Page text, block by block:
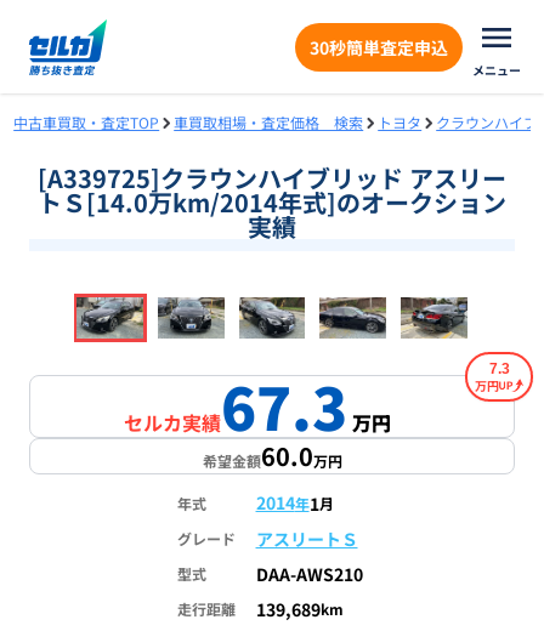
30秒簡単査定申込
メニュー
中古車買取・査定TOP 車買取相場・査定価格 検索 トヨタ クラウンハイブ
[A339725]クラウンハイブリッド アスリー
トＳ[14.0万km/2014年式]のオークション
実績
1/18
セルカ実績67.3万円
7.3
万円
希望金額60.0万円
年式 2014年1月
グレード
アスリートＳ
型式 DAA-AWS210
走行距離 139,689km